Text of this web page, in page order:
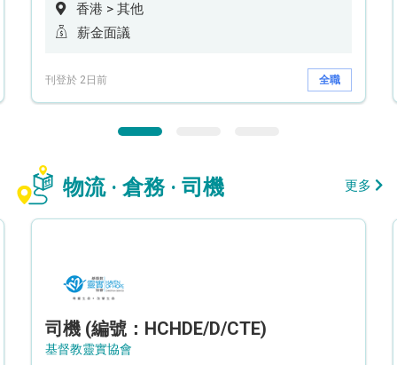
香港 > 其他
薪金面議
刊登於 2日前 全職
物流 · 倉務 · 司機 更多
司機 (編號：HCHDE/D/CTE)
基督教靈實協會